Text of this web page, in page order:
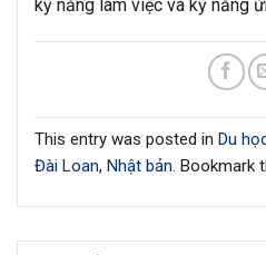
kỹ năng làm việc và kỹ năng
This entry was posted in Du
Đài Loan, Nhật bản. Bookmark